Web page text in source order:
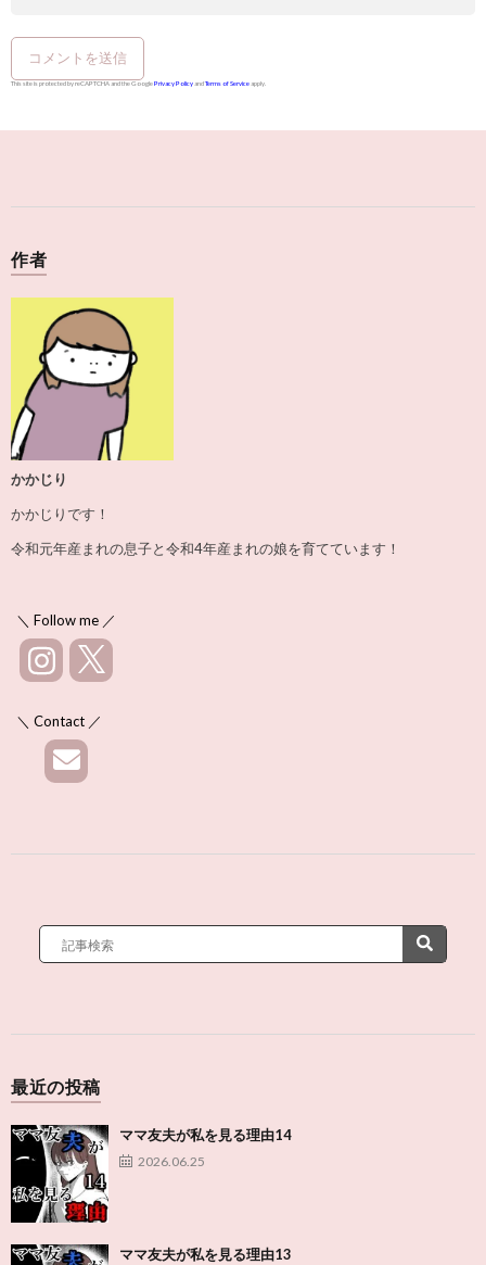
This site is protected by reCAPTCHA and the GooglePrivacy Policy andTerms of Service apply.
作者
かかじり
かかじりです！
令和元年産まれの息子と令和4年産まれの娘を育てています！
＼ Follow me ／
＼ Contact ／
最近の投稿
ママ友夫が私を見る理由14
2026.06.25
ママ友夫が私を見る理由13